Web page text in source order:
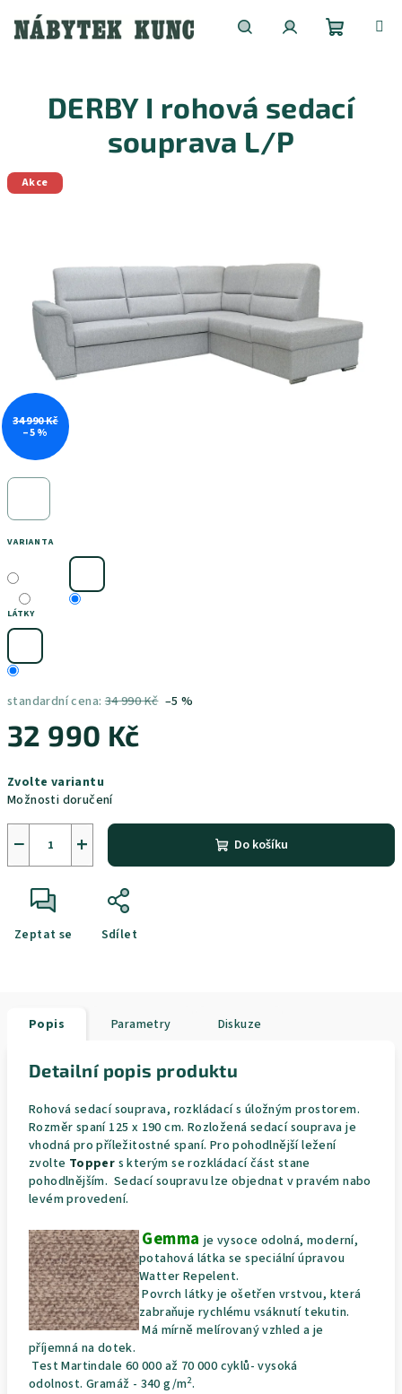
obsah
košík
VARIANTA
LÁTKY
standardní cena: 34 990 Kč –5 %
32 990 Kč
cena:
Zvolte variantu
Možnosti doručení
+
− Do košíku
Zeptat se Sdílet
DERBY I rohová sedací
souprava L/P
Akce
34 990 Kč
–5 %
Popis Parametry Diskuze
Detailní popis produktu
Rohová sedací souprava, rozkládací s úložným prostorem.
Rozměr spaní 125 x 190 cm. Rozložená sedací souprava je
vhodná pro příležitostné spaní. Pro pohodlnější ležení
zvolte Topper s kterým se rozkládací část stane
pohodlnějším. Sedací soupravu lze objednat v pravém nabo
levém provedení.
Gemma je vysoce odolná, moderní,
potahová látka se speciální úpravou
Watter Repelent.
Povrch látky je ošetřen vrstvou, která
zabraňuje rychlému vsáknutí tekutin.
Má mírně melírovaný vzhled a je
příjemná na dotek.
TestMartindale 60 000 až 70 000 cyklů- vysoká
odolnost. Gramáž - 340 g/m2.